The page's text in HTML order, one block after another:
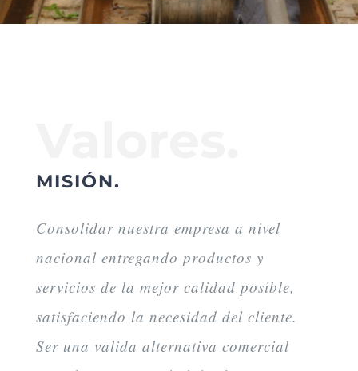
MISIÓN.
Consolidar nuestra empresa a nivel
nacional entregando productos y
servicios de la mejor calidad posible,
satisfaciendo la necesidad del cliente.
Ser una valida alternativa comercial